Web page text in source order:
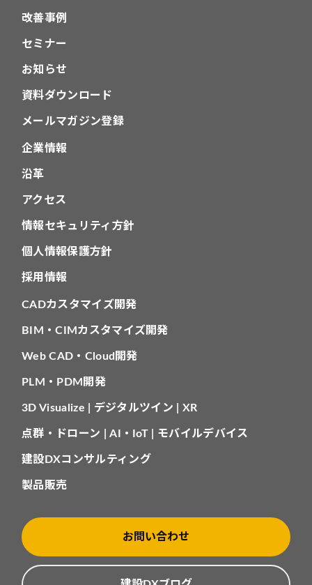
改善事例
セミナー
お知らせ
資料ダウンロード
メールマガジン登録
企業情報
沿革
アクセス
情報セキュリティ方針
個人情報保護方針
採用情報
CADカスタマイズ開発
BIM・CIMカスタマイズ開発
Web CAD・Cloud開発
PLM・PDM開発
3D Visualize | デジタルツイン | XR
点群・ドローン | AI・IoT | モバイルデバイス
建設DXコンサルティング
製品販売
お問い合わせ